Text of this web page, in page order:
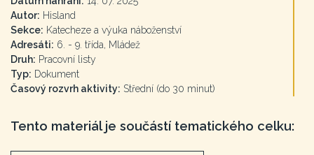
Autor: Hisland
Sekce: Katecheze a výuka náboženství
Adresáti: 6. - 9. třída, Mládež
Druh: Pracovní listy
Typ: Dokument
Časový rozvrh aktivity: Střední (do 30 minut)
Tento materiál je součástí tematického celku: